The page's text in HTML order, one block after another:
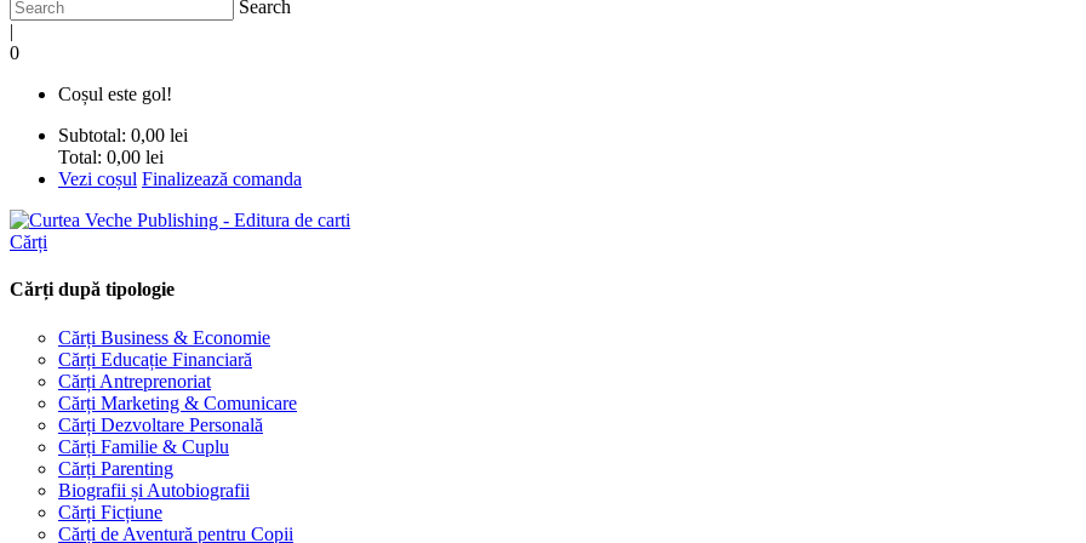
Search
|
0
Coșul este gol!
Subtotal: 0,00 lei
Total: 0,00 lei
Vezi coșul Finalizează comanda
Cărți
Cărți după tipologie
Cărți Business & Economie
Cărți Educație Financiară
Cărți Antreprenoriat
Cărți Marketing & Comunicare
Cărți Dezvoltare Personală
Cărți Familie & Cuplu
Cărți Parenting
Biografii și Autobiografii
Cărți Ficțiune
Cărți de Aventură pentru Copii